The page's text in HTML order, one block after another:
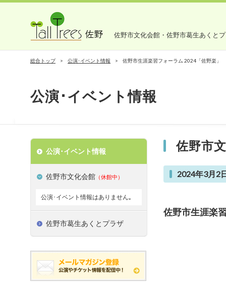
佐野市文化会館・佐野市葛生あくと
総合トップ 公演･イベント情報 佐野市生涯楽習フォーラム 2024「佐野楽」
公演･イベント情報
佐野市
2024年3月2
佐野市生涯楽
公演･イベント情報
佐野市文化会館 （休館中）
公演･イベント情報はありません｡
佐野市葛生あくとプラザ